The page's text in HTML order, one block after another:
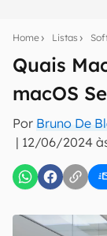
Home Listas
Quais
macOS
Por Bruno De
| 12/06/2024
notícias e
mão.
E-mail
Uso e